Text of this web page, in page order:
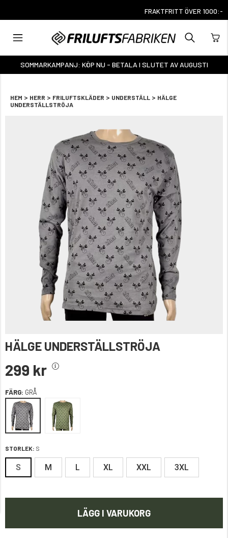
FRAKTFRITT ÖVER 1000:-
SOMMARKAMPANJ: KÖP NU - BETALA I SLUTET AV AUGUSTI
HEM > HERR > FRILUFTSKLÄDER > UNDERSTÄLL > HÄLGE
UNDERSTÄLLSTRÖJA
HÄLGE UNDERSTÄLLSTRÖJA
299 kr
FÄRG: GRÅ
STORLEK: S
S M L XL XXL 3XL
LÄGG I VARUKORG